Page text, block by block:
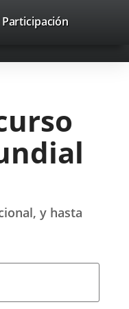
Participación
y hasta